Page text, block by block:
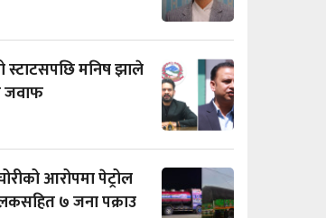
स्टाटसपछि मनिष झाले
जवाफ
आरोपमा पेट्रोल
७ जना पक्राउ